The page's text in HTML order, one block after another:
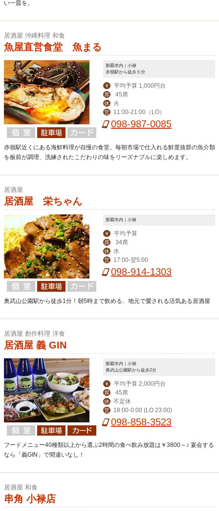
い一皿を。
居酒屋 沖縄料理 和食
魚屋直営食堂 魚まる
那覇市内｜小禄
赤嶺駅から徒歩５分
￥ 平均予算 1,000円台
席 45席
休 火
営 11:00-21:00（LO）
098-987-0085
赤嶺駅近くにある海鮮料理が自慢の食堂。毎朝市場で仕入れる鮮度抜群の魚介類
を板前が調理、洗練されたこだわりの味をリーズナブルに楽しめます。
居酒屋
居酒屋 栄ちゃん
那覇市内｜小禄
￥ 平均予算
席 34席
休 水
営 17:00-翌5:00
098-914-1303
奥武山公園駅から徒歩1分！朝5時まで飲める、地元で愛される活気ある居酒屋
居酒屋 創作料理 洋食
居酒屋 義 GIN
那覇市内｜小禄
奥武山公園駅から徒歩2分
￥ 平均予算 2,000円台
席 45席
休 不定休
営 18:00-0:00 (LO 23:00)
098-858-3523
フードメニュー40種類以上から選ぶ2時間の食べ飲み放題は￥3800～♪ 宴会する
なら「義GIN」で間違いなし！
居酒屋 和食
串角 小禄店